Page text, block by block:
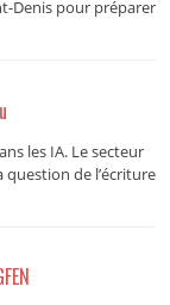
Denis pour préparer
les IA. Le secteur
question de l’écriture